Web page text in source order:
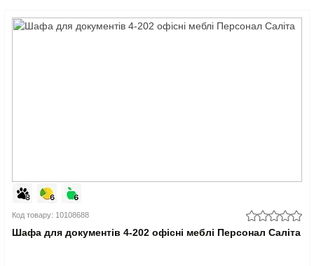
Код товару: 10108688
Шафа для документів 4-202 офісні меблі Персонал Саліта